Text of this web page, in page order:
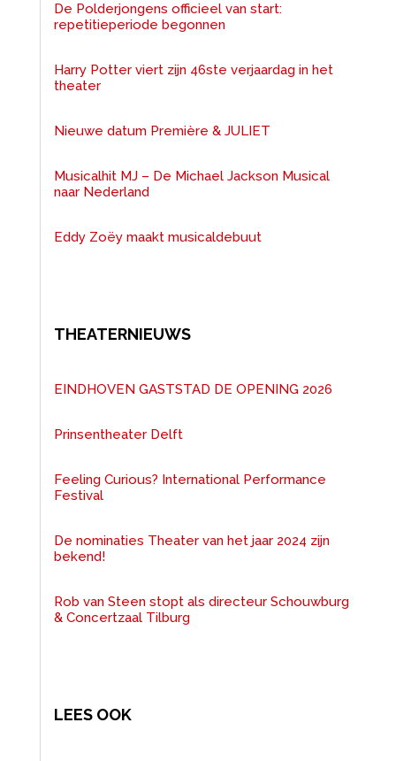
De Polderjongens officieel van start:
repetitieperiode begonnen
Harry Potter viert zijn 46ste verjaardag in het
theater
Nieuwe datum Première & JULIET
Musicalhit MJ – De Michael Jackson Musical
naar Nederland
Eddy Zoëy maakt musicaldebuut
THEATERNIEUWS
EINDHOVEN GASTSTAD DE OPENING 2026
Prinsentheater Delft
Feeling Curious? International Performance
Festival
De nominaties Theater van het jaar 2024 zijn
bekend!
Rob van Steen stopt als directeur Schouwburg
& Concertzaal Tilburg
LEES OOK